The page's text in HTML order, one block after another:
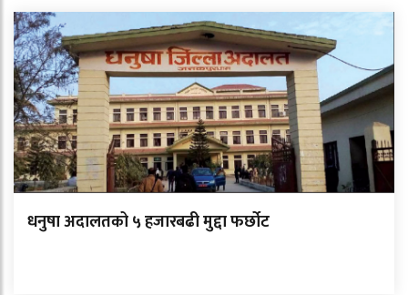
धनुषा अदालतको ५ हजारबढी मुद्दा फर्छोट